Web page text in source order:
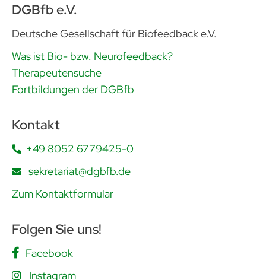
DGBfb e.V.
Deutsche Gesellschaft für Biofeedback e.V.
Was ist Bio- bzw. Neurofeedback?
Therapeutensuche
Fortbildungen der DGBfb
Kontakt
+49 8052 6779425-0
sekretariat@dgbfb.de
Zum Kontaktformular
Folgen Sie uns!
Facebook
Instagram